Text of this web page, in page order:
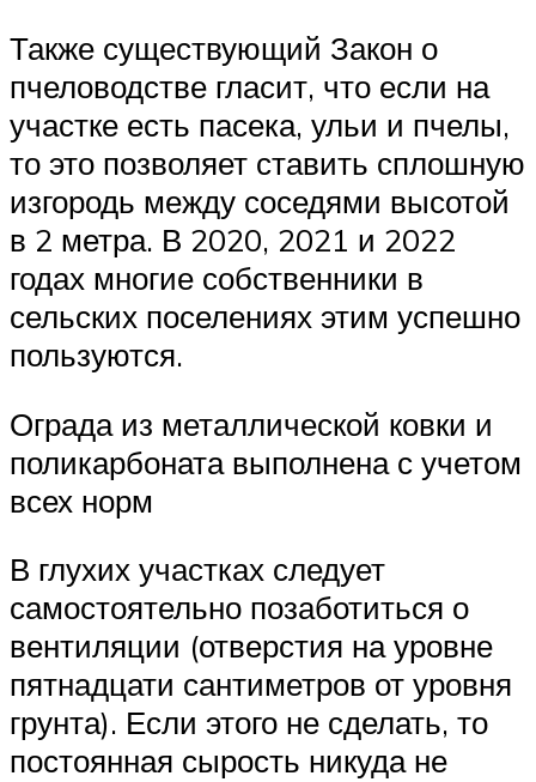
Также существующий Закон о
пчеловодстве гласит, что если на
участке есть пасека, ульи и пчелы,
то это позволяет ставить сплошную
изгородь между соседями высотой
в 2 метра. В 2020, 2021 и 2022
годах многие собственники в
сельских поселениях этим успешно
пользуются.
Ограда из металлической ковки и
поликарбоната выполнена с учетом
всех норм
В глухих участках следует
самостоятельно позаботиться о
вентиляции (отверстия на уровне
пятнадцати сантиметров от уровня
грунта). Если этого не сделать, то
постоянная сырость никуда не